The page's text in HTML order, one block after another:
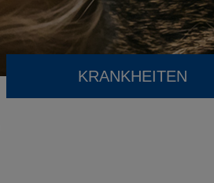
KRANKHEITEN